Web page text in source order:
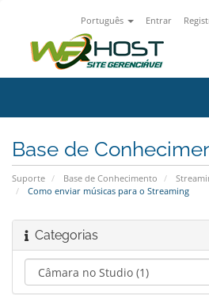
Português Entrar
Base de
Suporte Base de Conhecimento
Como enviar músicas para o Streaming
Categorias